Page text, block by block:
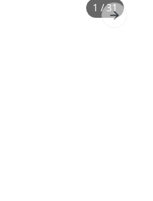
1 / 31
Next